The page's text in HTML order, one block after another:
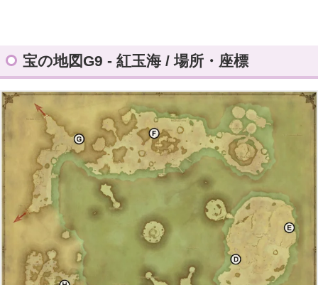
宝の地図G9 - 紅玉海 / 場所・座標